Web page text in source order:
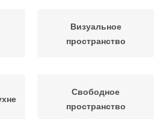
Визуальное
пространство
Свободное
пространство